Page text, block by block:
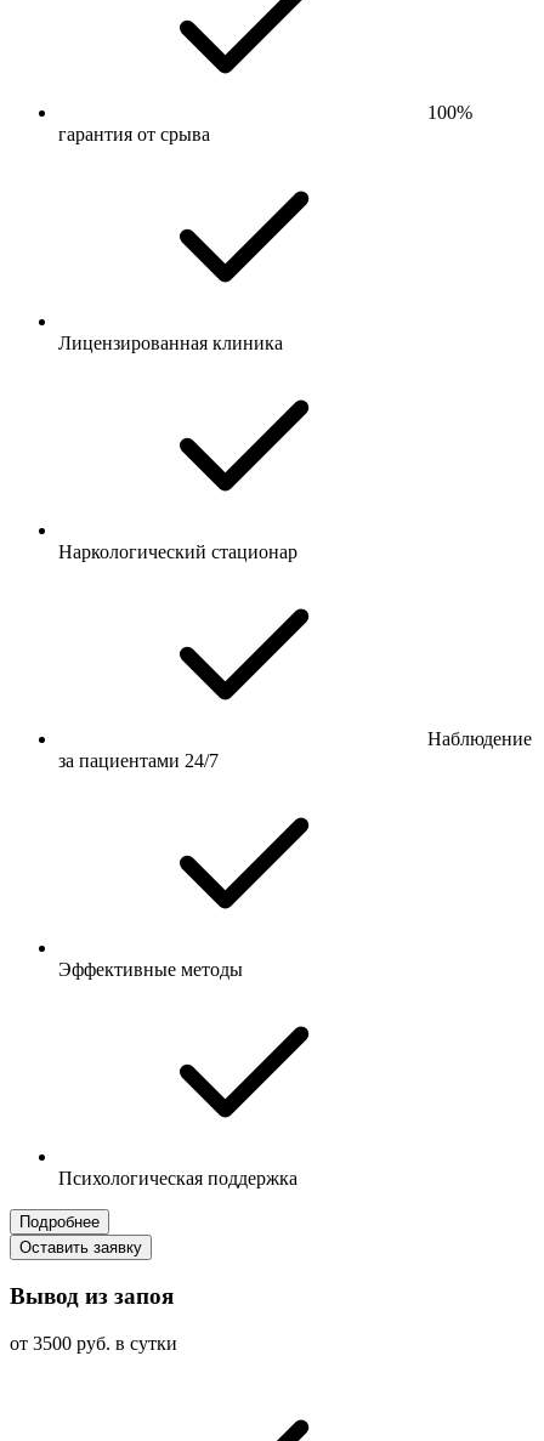
100%
гарантия от срыва
Лицензированная клиника
Наркологический стационар
Наблюдение
за пациентами 24/7
Эффективные методы
Психологическая поддержка
Подробнее
Оставить заявку
Вывод из запоя
от 3500 руб. в сутки